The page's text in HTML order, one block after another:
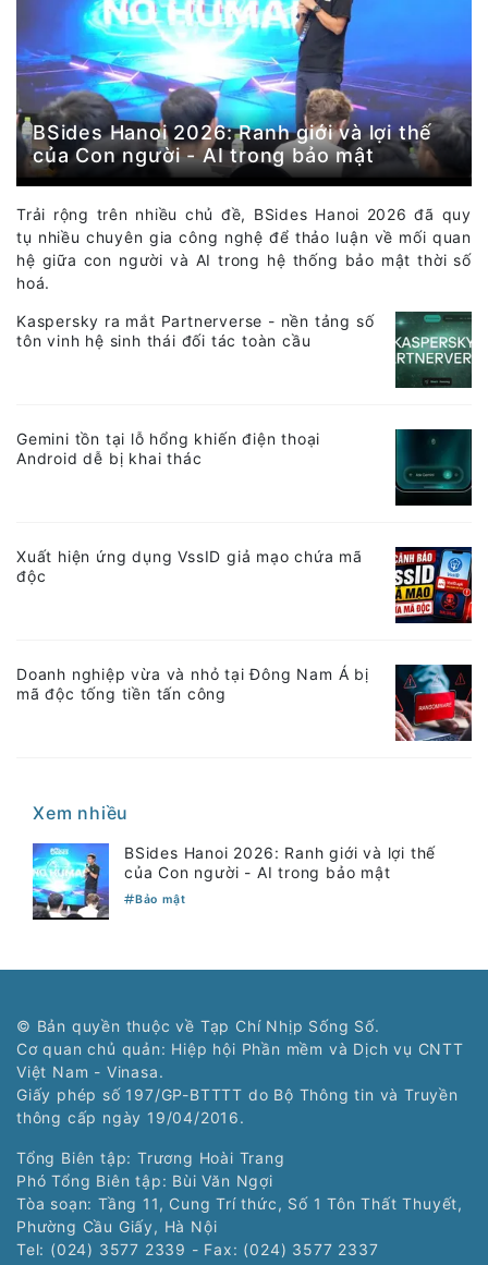
BSides Hanoi 2026: Ranh giới và lợi thế
của Con người - AI trong bảo mật
Trải rộng trên nhiều chủ đề, BSides Hanoi 2026 đã quy
tụ nhiều chuyên gia công nghệ để thảo luận về mối quan
hệ giữa con người và AI trong hệ thống bảo mật thời số
hoá.
Kaspersky ra mắt Partnerverse - nền tảng số
tôn vinh hệ sinh thái đối tác toàn cầu
Gemini tồn tại lỗ hổng khiến điện thoại
Android dễ bị khai thác
Xuất hiện ứng dụng VssID giả mạo chứa mã
độc
Doanh nghiệp vừa và nhỏ tại Đông Nam Á bị
mã độc tống tiền tấn công
Xem nhiều
BSides Hanoi 2026: Ranh giới và lợi thế
của Con người - AI trong bảo mật
Bảo mật
© Bản quyền thuộc về Tạp Chí Nhịp Sống Số.
Cơ quan chủ quản: Hiệp hội Phần mềm và Dịch vụ CNTT
Việt Nam - Vinasa.
Giấy phép số 197/GP-BTTTT do Bộ Thông tin và Truyền
thông cấp ngày 19/04/2016.
Tổng Biên tập: Trương Hoài Trang
Phó Tổng Biên tập: Bùi Văn Ngợi
Tòa soạn: Tầng 11, Cung Trí thức, Số 1 Tôn Thất Thuyết,
Phường Cầu Giấy, Hà Nội
Tel: (024) 3577 2339 - Fax: (024) 3577 2337